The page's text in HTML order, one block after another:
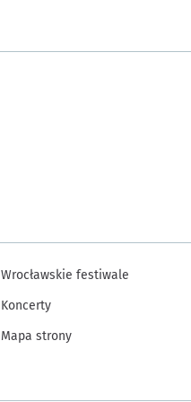
Wrocławskie festiwale
Koncerty
Mapa strony